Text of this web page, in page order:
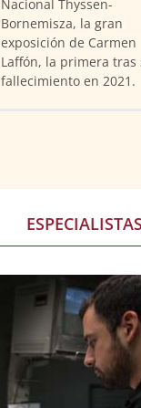
Nacional Thyssen-
Bornemisza, la gran
exposición de Carmen
Laffón, la primera tras
fallecimiento en 2021.